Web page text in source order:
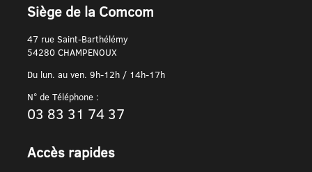
Siège de la Comcom
47 rue Saint-Barthélémy
54280 CHAMPENOUX
Du lun. au ven. 9h-12h / 14h-17h
N° de Téléphone :
03 83 31 74 37
Accès rapides